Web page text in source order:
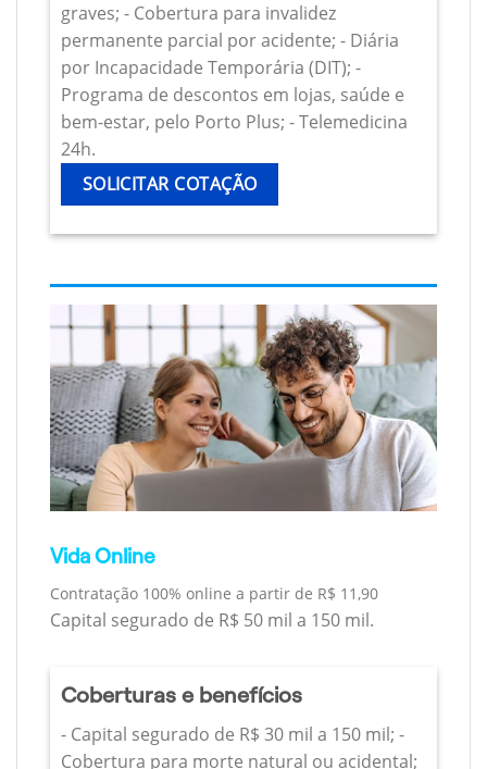
graves; - Cobertura para invalidez
permanente parcial por acidente; - Diária
por Incapacidade Temporária (DIT); -
Programa de descontos em lojas, saúde e
bem-estar, pelo Porto Plus; - Telemedicina
24h.
SOLICITAR COTAÇÃO
Vida Online
Contratação 100% online a partir de R$ 11,90
Capital segurado de R$ 50 mil a 150 mil.
Coberturas e benefícios
- Capital segurado de R$ 30 mil a 150 mil; -
Cobertura para morte natural ou acidental;